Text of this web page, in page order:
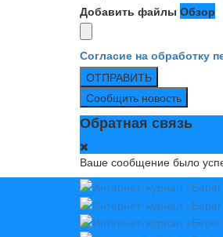
Добавить файлы Обзор
Согласие на обработку
ОТПРАВИТЬ
Сообщить новость
Обратная связь
Ваше сообщение было